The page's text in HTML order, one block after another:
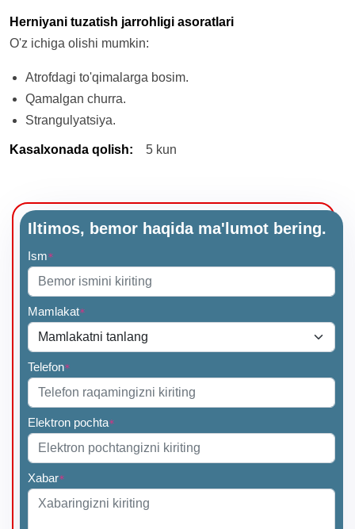
Herniyani tuzatish jarrohligi asoratlari
O'z ichiga olishi mumkin:
Atrofdagi to'qimalarga bosim.
Qamalgan churra.
Strangulyatsiya.
Kasalxonada qolish: 5 kun
Iltimos, bemor haqida ma'lumot bering.
Ism*
Mamlakat*
Telefon*
Elektron pochta*
Xabar*